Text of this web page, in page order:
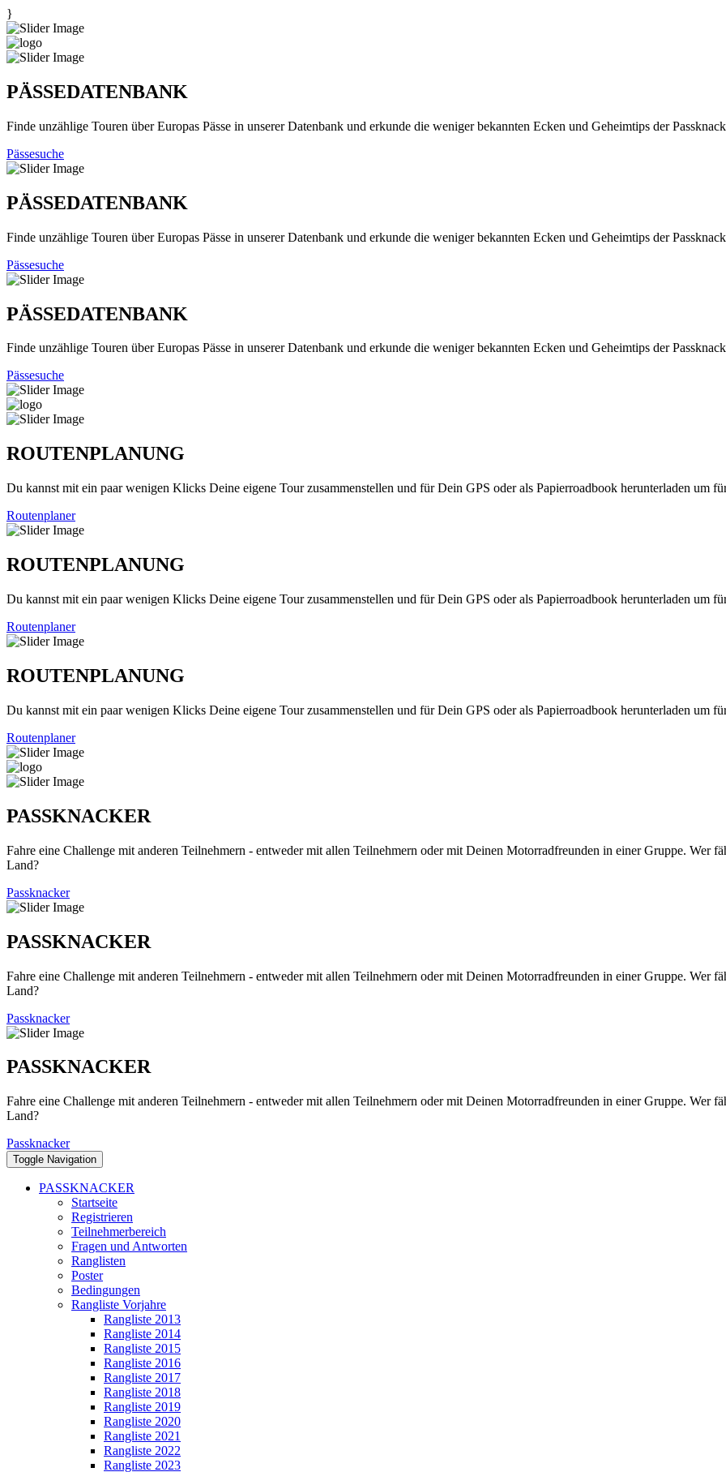
}
PÄSSEDATENBANK
Finde unzählige Touren über Europas Pässe in unserer Datenbank und erkunde die weniger bekannten Ecken und Geheimtips der
Pässesuche
PÄSSEDATENBANK
Finde unzählige Touren über Europas Pässe in unserer Datenbank und erkunde die weniger bekannten Ecken und Geheimtips der
Pässesuche
PÄSSEDATENBANK
Finde unzählige Touren über Europas Pässe in unserer Datenbank und erkunde die weniger bekannten Ecken und Geheimtips der
Pässesuche
ROUTENPLANUNG
Du kannst mit ein paar wenigen Klicks Deine eigene Tour zusammenstellen und für Dein GPS oder als Papierroadbook herunterladen um
Routenplaner
ROUTENPLANUNG
Du kannst mit ein paar wenigen Klicks Deine eigene Tour zusammenstellen und für Dein GPS oder als Papierroadbook herunterladen um
Routenplaner
ROUTENPLANUNG
Du kannst mit ein paar wenigen Klicks Deine eigene Tour zusammenstellen und für Dein GPS oder als Papierroadbook herunterladen um
Routenplaner
PASSKNACKER
Fahre eine Challenge mit anderen Teilnehmern - entweder mit allen Teilnehmern oder mit Deinen Motorradfreunden in einer Gruppe. Wer
Land?
Passknacker
PASSKNACKER
Fahre eine Challenge mit anderen Teilnehmern - entweder mit allen Teilnehmern oder mit Deinen Motorradfreunden in einer Gruppe. Wer
Land?
Passknacker
PASSKNACKER
Fahre eine Challenge mit anderen Teilnehmern - entweder mit allen Teilnehmern oder mit Deinen Motorradfreunden in einer Gruppe. Wer
Land?
Passknacker
Toggle Navigation
PASSKNACKER
Startseite
Registrieren
Teilnehmerbereich
Fragen und Antworten
Ranglisten
Poster
Bedingungen
Rangliste Vorjahre
Rangliste 2013
Rangliste 2014
Rangliste 2015
Rangliste 2016
Rangliste 2017
Rangliste 2018
Rangliste 2019
Rangliste 2020
Rangliste 2021
Rangliste 2022
Rangliste 2023